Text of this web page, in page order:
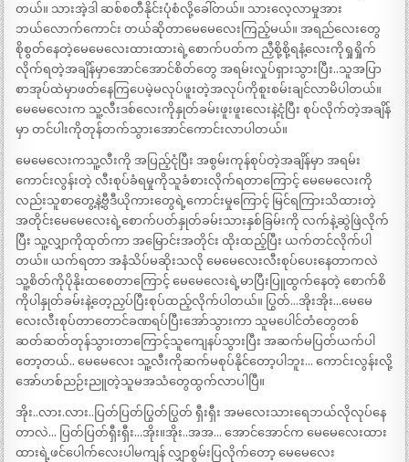
တယ်။ သားအဲ့ဒါ ဆစ်စတီနိုင်းပုံစံလို့ခေါ်တယ်။ သားလေ့လာမှုအား
ဘယ်လောက်ကောင်း တယ်ဆိုတာမေမေလေးကြည့်မယ်။ အရည်လေးတွေ
စိုစွတ်နေတဲ့မေမေလေးထားထားရဲ့စောက်ပတ်က ညှီစို့စို့ရနံ့လေးကိုရှုရှိုက်
လိုက်ရတဲ့အချိန်မှာအောင်အောင်စိတ်တွေ အရမ်းလှုပ်ရှားသွားပြီး..သူအပြာ
စာအုပ်ထဲမှာဖတ်နေကြပေမဲ့မလုပ်ဖူးတဲ့အလုပ်ကိုစူးစမ်းချင်လာမိပါတယ်။
မေမေလေးက သူ့လီးဒစ်လေးကိုနှုတ်ခမ်းဖူးဖူးလေးနဲ့ငုံပြီး စုပ်လိုက်တဲ့အချိန်
မှာ တင်ပါးကိုတုန်တက်သွားအောင်ကောင်းလာပါတယ်။
မေမေလေးကသူ့လီးကို အပြည့်ငုံပြီး အစွမ်းကုန်စုပ်တဲ့အချိန်မှာ အရမ်း
ကောင်းလွန်းတဲ့ လီးစုပ်ခံရမှုကိုသူခံစားလိုက်ရတာကြောင့် မေမေလေးကို
လည်းသူစာတွေ့နဲ့ဗွီဒီယိုကားတွေရဲ့ကောင်းမှုကြောင့် မြင်ရကြားသိထားတဲ့
အတိုင်းမေမေလေးရဲ့စောက်ပတ်နှုတ်ခမ်းသားနှစ်ခြမ်းကို လက်နဲ့ဆွဲဖြဲလိုက်
ပြီး သူ့လျှာကိုထုတ်ကာ အမြောင်းအတိုင်း ထိုးထည့်ပြီး ယက်တင်လိုက်ပါ
တယ်။ ယက်ရတာ အနံသိပ်မဆိုးသလို မေမေလေးလီးစုပ်ပေးနေတာကလဲ
သူ့စိတ်ကိုပိုနိုးထစေတာကြောင့် မေမေလေးရဲ့မာပြီးပြူထွက်နေတဲ့ စောက်စိ
ကိုပါနှုတ်ခမ်းနဲ့တေ့ညှပ်ပြီးစုပ်ထည့်လိုက်ပါတယ်။ ပြွတ်…အိုးအိုး…မေမေ
လေးလီးစုပ်တာတောင်ခဏရပ်ပြီးအော်သွားကာ သူမပေါင်တံတွေတစ်
ဆတ်ဆတ်တုန်သွားတာကြောင့်သူကျေနပ်သွားပြီး အဆက်မပြတ်ယက်ပါ
တော့တယ်.. မေမေလေး သူ့လီးကိုဆက်မစုပ်နိုင်တော့ပါဘူး… ကောင်းလွန်းလို့
အော်ဟစ်ညဉ်းညူတဲ့သူမအသံတွေထွက်လာပါပြီ။
အိုး..လား.လား..ပြတ်ပြတ်ပြွတ်ပြွတ် ရှီးရှီး အမလေးသားရေဘယ်လိုလုပ်နေ
တာလဲ… ပြတ်ပြတ်ရှီးရှီး…အိုး။အိုး..အအ… အောင်အောင်က မေမေလေးထား
ထားရဲ့ဖင်ပေါက်လေးပါမကျန် လျှာစွမ်းပြလိုက်တော့ မေမေလေး